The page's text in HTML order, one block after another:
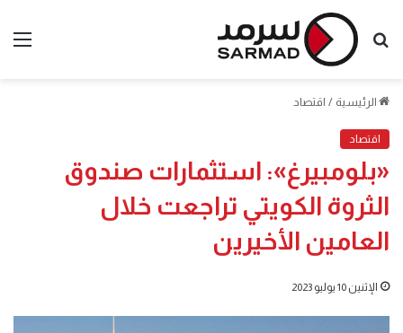
بحث
الرئيسية / اقتصاد
اقتصاد
«بلومبيرغ»: استثمارات صندوق
الثروة الكويتي تراجعت خلال
العامين الأخيرين
الإثنين 10 يوليو 2023